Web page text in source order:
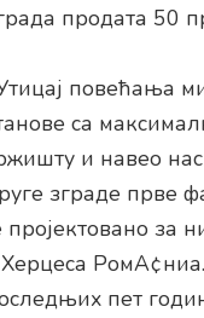
продата 50
повећања
са
и навео
зграде прве
пројектовано за
пет